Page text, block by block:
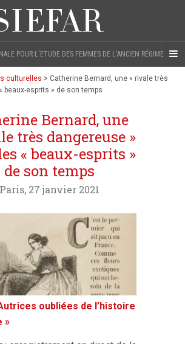
POUR L'ETUDE DES FEMMES DE L'ANCIEN RÉGIME
culturelles > Catherine Bernard, une « rivale très
beaux-esprits » de son temps
Bernard, une
très dangereuse »
« beaux-esprits »
de son temps
Paris, 27 janvier 2021
oubliées de l’histoire
»